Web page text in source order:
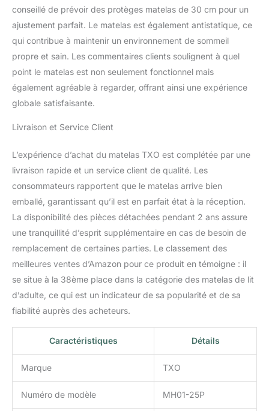
conseillé de prévoir des protèges matelas de 30 cm pour un
ajustement parfait. Le matelas est également antistatique, ce
qui contribue à maintenir un environnement de sommeil
propre et sain. Les commentaires clients soulignent à quel
point le matelas est non seulement fonctionnel mais
également agréable à regarder, offrant ainsi une expérience
globale satisfaisante.
Livraison et Service Client
L’expérience d’achat du matelas TXO est complétée par une
livraison rapide et un service client de qualité. Les
consommateurs rapportent que le matelas arrive bien
emballé, garantissant qu’il est en parfait état à la réception.
La disponibilité des pièces détachées pendant 2 ans assure
une tranquillité d’esprit supplémentaire en cas de besoin de
remplacement de certaines parties. Le classement des
meilleures ventes d’Amazon pour ce produit en témoigne : il
se situe à la 38ème place dans la catégorie des matelas de lit
d’adulte, ce qui est un indicateur de sa popularité et de sa
fiabilité auprès des acheteurs.
Caractéristiques Détails
Marque TXO
Numéro de modèle MH01-25P